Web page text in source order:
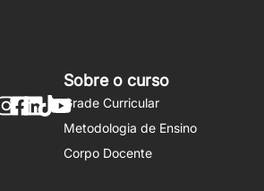
Sobre o curso
Grade Curricular
Metodologia de Ensino
Corpo Docente